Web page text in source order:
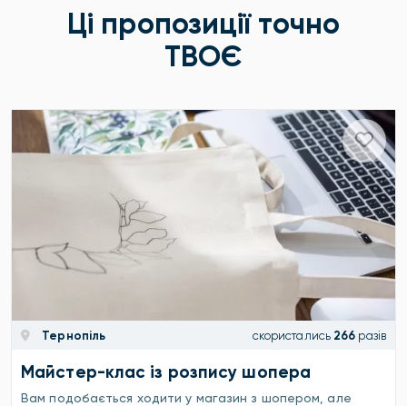
Ці пропозиції точно
ТВОЄ
Тернопіль скористались 266 разів
Майстер-клас із розпису шопера
Вам подобається ходити у магазин з шопером, але